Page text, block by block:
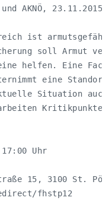
AKNÖ, 23.11.2015
ist
soll Armut
helfen. Eine
eine
Situation
Kritikpunkte
Uhr
15, 3100 St.
fhstp12